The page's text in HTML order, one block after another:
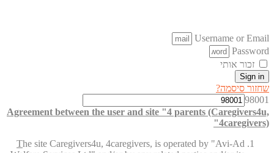
Username or Email
Password
זכור אותי
Sign in
שחזור סיסמה?
98001
Agreement between the user and site "4 parents (Caregivers4u,
4caregivers)"
The site Caregivers4u, 4caregivers, is operated by "Avi-Ad